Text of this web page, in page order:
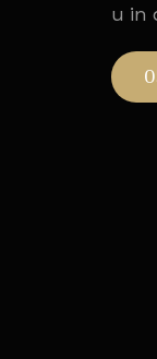
u in